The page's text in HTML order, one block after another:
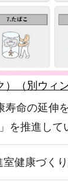
）（別ウィ
寿命の延伸
を推進して
室健康づく